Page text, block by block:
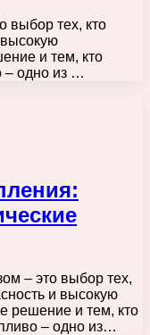
выбор тех, кто
высокую
и тем, кто
– одно из …
– это выбор тех,
и высокую
решение и тем, кто
– одно из…